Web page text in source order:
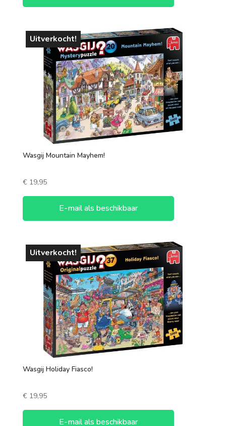
Uitverkocht!
Wasgij Mountain Mayhem!
€19,95
E-mail als beschikbaar
Uitverkocht!
Wasgij Holiday Fiasco!
€19,95
E-mail als beschikbaar